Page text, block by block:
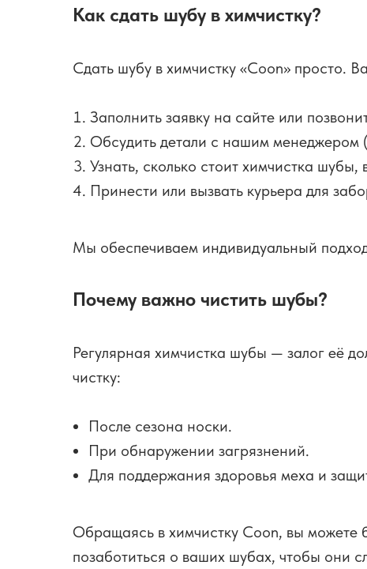
Как сдать шубу в химчистку?
Сдать шубу в химчистку «Coon» просто.
Заполнить заявку на сайте или
Обсудить детали с нашим менеджером
Узнать, сколько стоит химчистка
Принести или вызвать курьера для
Мы обеспечиваем индивидуальный
Почему важно чистить шубы?
Регулярная химчистка шубы — залог её
чистку:
После сезона носки.
При обнаружении загрязнений.
Для поддержания здоровья меха и
Обращаясь в химчистку Coon, вы можете
позаботиться о ваших шубах, чтобы они